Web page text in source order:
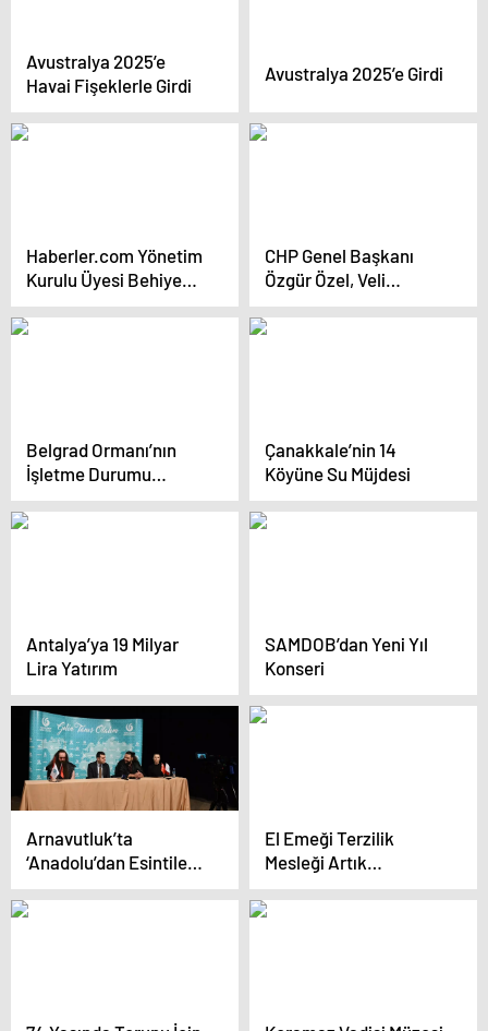
Avustralya 2025’e
Havai Fişeklerle Girdi
Avustralya 2025’e Girdi
Haberler.com Yönetim
Kurulu Üyesi Behiye
Teymur: Elon Musk’ın
Paylaşımı Güçlü Bir
CHP Genel Başkanı
Özgür Özel, Veli
Ağbaba’nın Babasının
Cenaze Törenine
Belgrad Ormanı’nın
İşletme Durumu
Tartışmalı
Çanakkale’nin 14
Köyüne Su Müjdesi
Antalya’ya 19 Milyar
Lira Yatırım
SAMDOB’dan Yeni Yıl
Konseri
Arnavutluk’ta
‘Anadolu’dan Esintiler’
Konseri Düzenlendi
El Emeği Terzilik
Mesleği Artık
Konfeksiyona Yenik
Düşüyor